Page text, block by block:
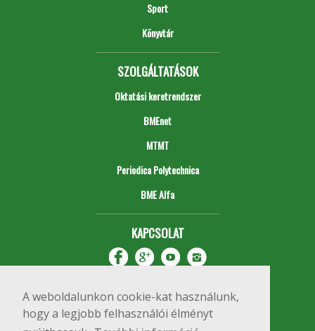
A weboldalunkon cookie-kat használunk,
hogy a legjobb felhasználói élményt
Sport
Könyvtár
SZOLGÁLTATÁSOK
Oktatási keretrendszer
BMEnet
MTMT
Periodica Polytechnica
BME Alfa
KAPCSOLAT